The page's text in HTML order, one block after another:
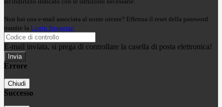
Non hai una e-mail associata al nome utente? Effettua il reset della password
tramite la Login Spaggiari
E-mail inviata, si prega di controllare la casella di posta elettronica!
Errore
Chiudi
Successo